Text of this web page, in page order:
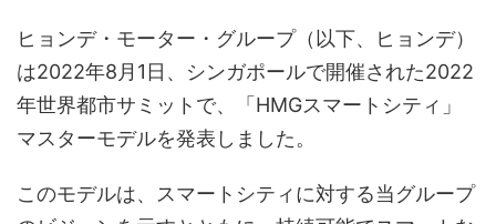
ヒョンデ・モーター・グループ（以下、ヒョンデ）
は2022年8月1日、シンガポールで開催された2022
年世界都市サミットで、「HMGスマートシティ」
マスターモデルを発表しました。
このモデルは、スマートシティに対する当グループ